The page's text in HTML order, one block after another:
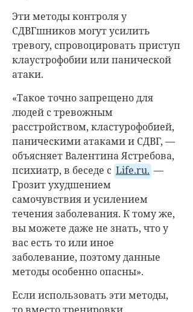
Эти методы контроля у
СДВГшников могут усилить
тревогу, спровоцировать приступ
клаустрофобии или панической
атаки.
«Такое точно запрещено для
людей с тревожным
расстройством, кластурофобией,
паническими атаками и СДВГ, —
объясняет Валентина Ястребова,
психиатр, в беседе с Life.ru. —
Грозит ухудшением
самочувствия и усилением
течения заболевания. К тому же,
вы можете даже не знать, что у
вас есть то или иное
заболевание, поэтому данные
методы особенно опасны».
Если использовать эти методы,